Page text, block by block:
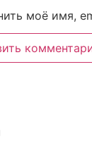
моё имя,